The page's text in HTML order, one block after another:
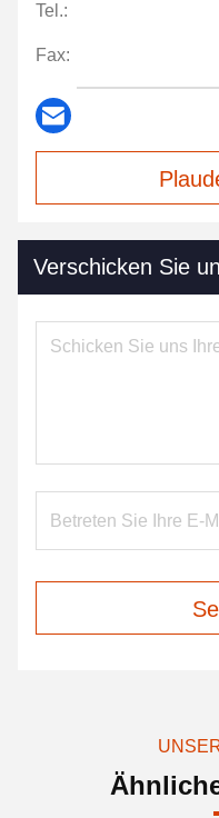
Tel.:
Fax:
Verschicken Sie